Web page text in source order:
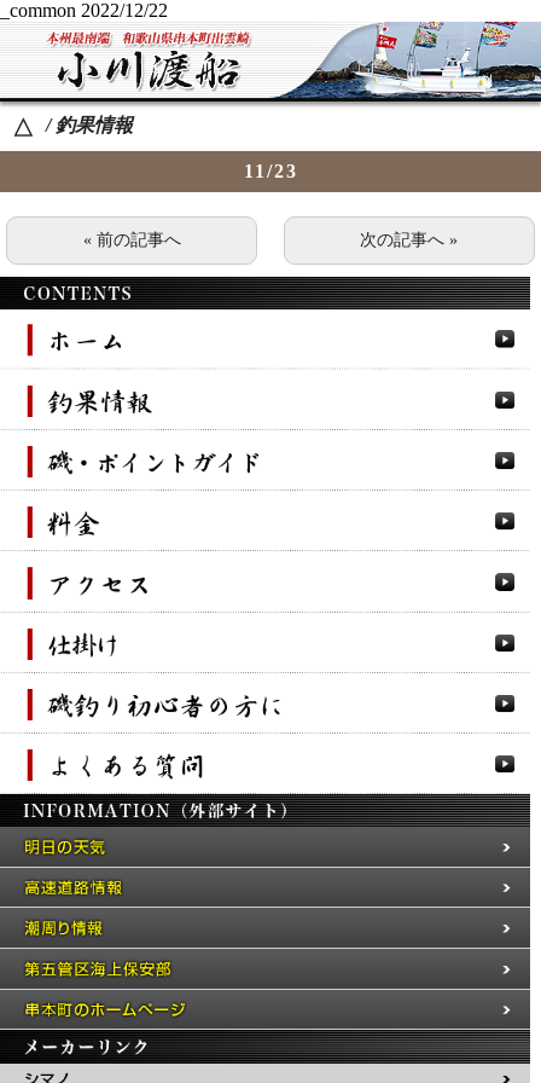
_common 2022/12/22
△ / 釣果情報
11/23
« 前の記事へ 次の記事へ »